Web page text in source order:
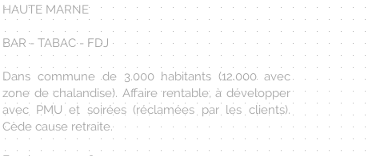
HAUTE MARNE
BAR - TABAC - FDJ
Dans commune de 3.000 habitants (12.000 avec
zone de chalandise). Affaire rentable, à développer
avec PMU et soirées (réclamées par les clients).
Cède cause retraite.